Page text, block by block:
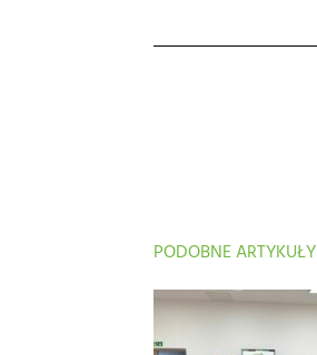
PODOBNE ARTYKUŁY